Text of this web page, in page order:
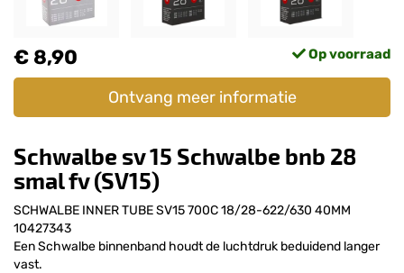
€ 8,90 Op voorraad
Ontvang meer informatie
Schwalbe sv 15 Schwalbe bnb 28
smal fv (SV15)
SCHWALBE INNER TUBE SV15 700C 18/28-622/630 40MM
10427343
Een Schwalbe binnenband houdt de luchtdruk beduidend langer
vast.